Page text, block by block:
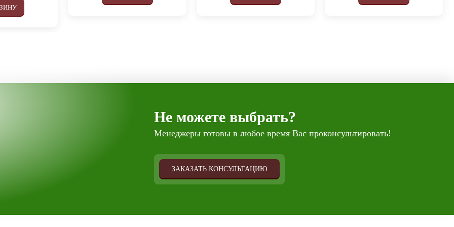
Не можете выбрать?
Менеджеры готовы в любое время Вас проконсультировать!
ЗАКАЗАТЬ КОНСУЛЬТАЦИЮ